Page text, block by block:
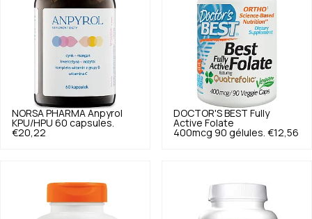
NORSA PHARMA Anpyrol
KPU/HPU 60 capsules.
€20,22
DOCTOR'S BEST Fully
Active Folate
400mcg 90 gélules. €12,56